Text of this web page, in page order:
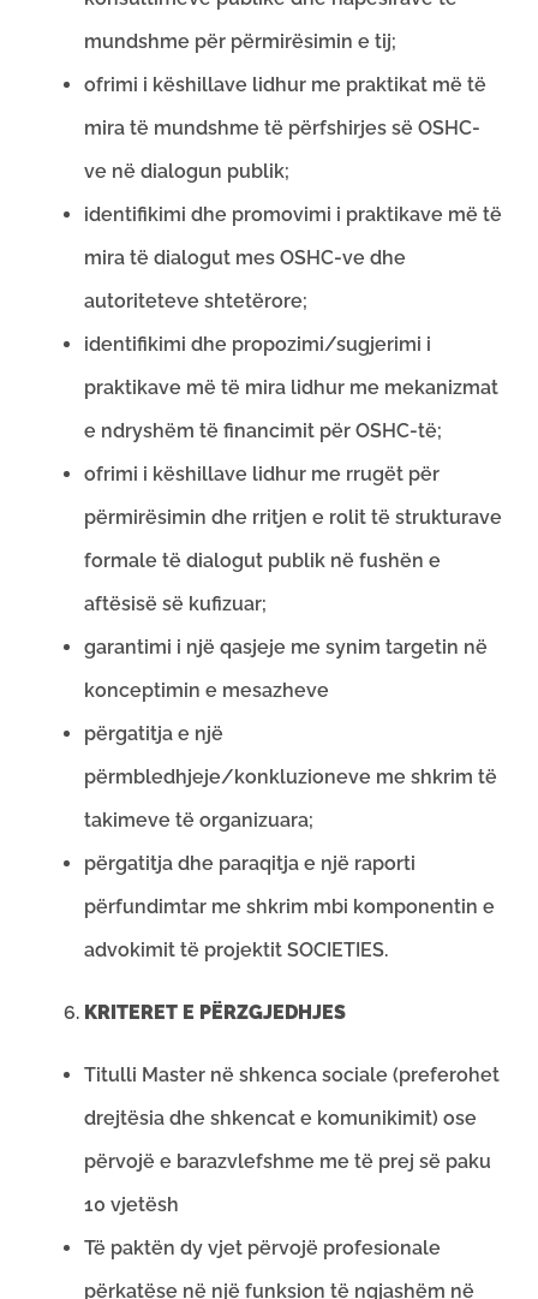
mundshme për përmirësimin e tij;
ofrimi i këshillave lidhur me praktikat më të
mira të mundshme të përfshirjes së OSHC-
ve në dialogun publik;
identifikimi dhe promovimi i praktikave më të
mira të dialogut mes OSHC-ve dhe
autoriteteve shtetërore;
identifikimi dhe propozimi/sugjerimi i
praktikave më të mira lidhur me mekanizmat
e ndryshëm të financimit për OSHC-të;
ofrimi i këshillave lidhur me rrugët për
përmirësimin dhe rritjen e rolit të strukturave
formale të dialogut publik në fushën e
aftësisë së kufizuar;
garantimi i një qasjeje me synim targetin në
konceptimin e mesazheve
përgatitja e një
përmbledhjeje/konkluzioneve me shkrim të
takimeve të organizuara;
përgatitja dhe paraqitja e një raporti
përfundimtar me shkrim mbi komponentin e
advokimit të projektit SOCIETIES.
KRITERET E PËRZGJEDHJES
Titulli Master në shkenca sociale (preferohet
drejtësia dhe shkencat e komunikimit) ose
përvojë e barazvlefshme me të prej së paku
10 vjetësh
Të paktën dy vjet përvojë profesionale
përkatëse në një funksion të ngjashëm në